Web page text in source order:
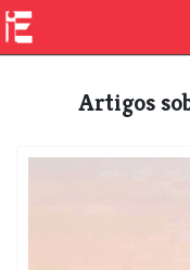
Artigos